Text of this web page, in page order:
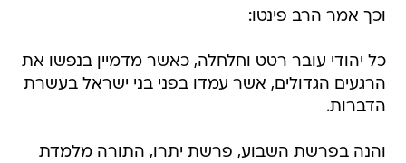
וכך אמר הרב פינטו:
כל יהודי עובר רטט וחלחלה, כאשר מדמיין בנפשו את
הרגעים הגדולים, אשר עמדו בפני בני ישראל בעשרת
הדברות.
והנה בפרשת השבוע, פרשת יתרו, התורה מלמדת